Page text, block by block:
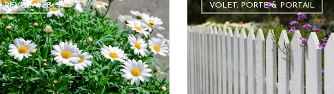
REVUE WEB VOLET, PORTE & PORTAIL